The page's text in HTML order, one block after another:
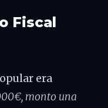
Fiscal
era
monto una